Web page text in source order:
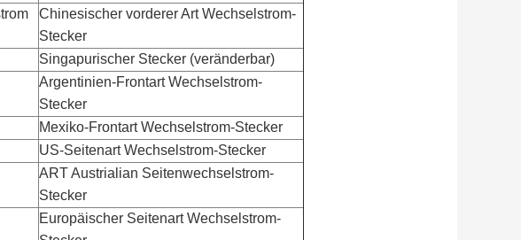
Chinesischer vorderer Art Wechselstrom-
Stecker
Singapurischer Stecker (veränderbar)
Argentinien-Frontart Wechselstrom-
Stecker
Mexiko-Frontart Wechselstrom-Stecker
US-Seitenart Wechselstrom-Stecker
ART Austrialian Seitenwechselstrom-
Stecker
Europäischer Seitenart Wechselstrom-